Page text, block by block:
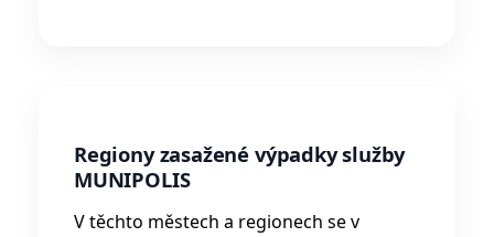
Regiony zasažené výpadky služby
MUNIPOLIS
V těchto městech a regionech se v